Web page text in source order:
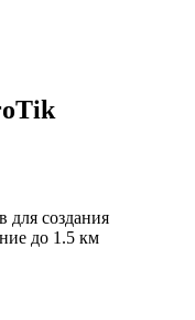
для создания
до 1.5 км